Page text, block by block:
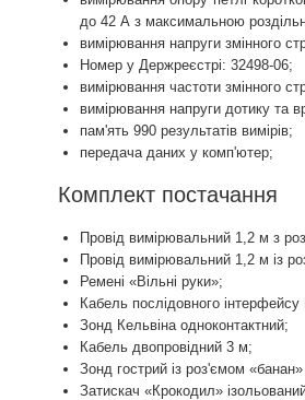
до 42 А з максимальною
вимірювання напруги змінного
Номер у Держреєстрі: 32498-06;
вимірювання частоти змінного
вимірювання напруги дотику та
пам'ять 990 результатів вимірів;
передача даних у комп'ютер;
Комплект постачання
Провід вимірювальний 1,2 м з
Провід вимірювальний 1,2 м із
Ремені «Вільні руки»;
Кабель послідовного інтерфейсу
Зонд Кельвіна одноконтактний;
Кабель двопровідний 3 м;
Зонд гострий із роз'ємом
Затискач «Крокодил»